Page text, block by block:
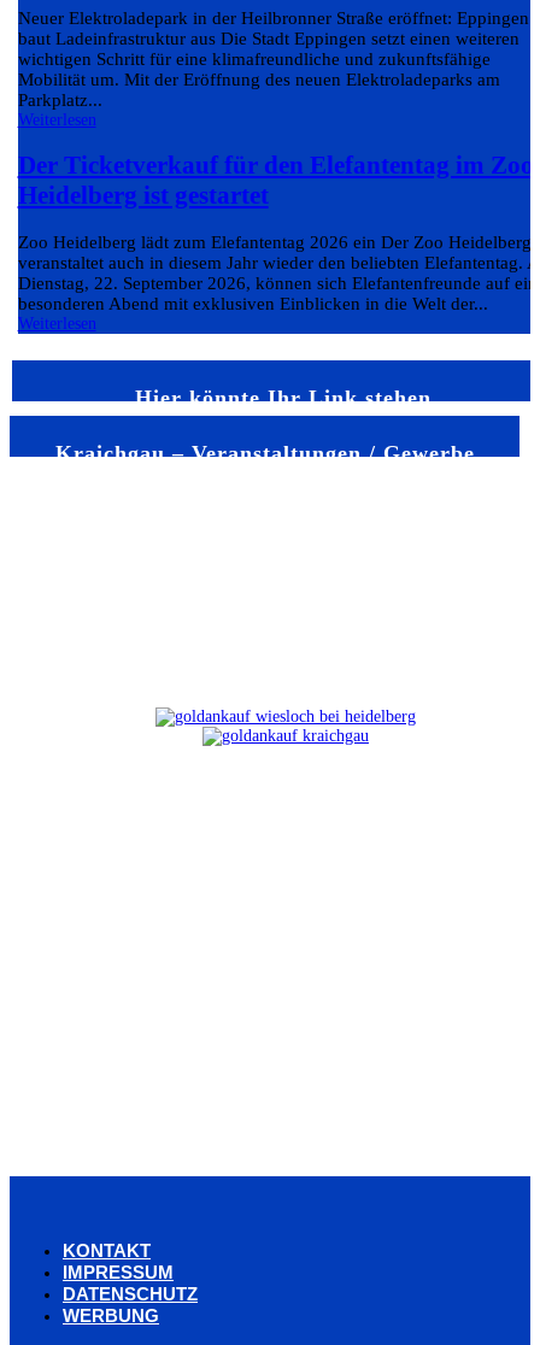
Neuer Elektroladepark in der Heilbronner Straße eröffnet: Eppingen
baut Ladeinfrastruktur aus Die Stadt Eppingen setzt einen weiteren
wichtigen Schritt für eine klimafreundliche und zukunftsfähige
Mobilität um. Mit der Eröffnung des neuen Elektroladeparks am
Parkplatz...
Weiterlesen
Der Ticketverkauf für den Elefantentag im Zoo
Heidelberg ist gestartet
Zoo Heidelberg lädt zum Elefantentag 2026 ein Der Zoo Heidelberg
veranstaltet auch in diesem Jahr wieder den beliebten Elefantentag.
Dienstag, 22. September 2026, können sich Elefantenfreunde auf
besonderen Abend mit exklusiven Einblicken in die Welt der...
Weiterlesen
Hier könnte Ihr Link stehen
Kraichgau – Veranstaltungen / Gewerbe
KONTAKT
IMPRESSUM
DATENSCHUTZ
WERBUNG